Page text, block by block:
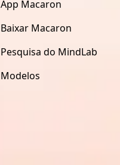
App Macaron
Baixar Macaron
Pesquisa do MindLab
Modelos